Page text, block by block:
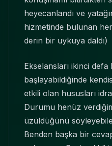
heyecanlandı ve
hizmetinde bulunan
derin bir uykuya daldı)
Ekselansları ikinci
başlayabildiğinde
etkili olan hususları
Durumu henüz
üzüldüğünü
Benden başka bir